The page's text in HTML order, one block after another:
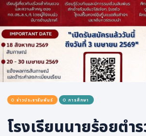
เอไอ
การศึกษา
ศิลปะ, วัฒนธรรม
ศาสนา
การเมือง
ธุรกิจ, สังคม
เศรษฐกิจ, การเงิน
ข่าวประชาสัมพันธ์ การศึกษา
โรงเรียนนายร้อยตำ